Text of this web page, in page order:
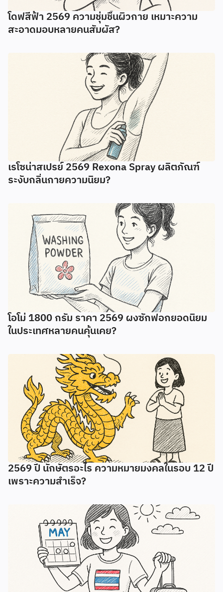
โดฟสีฟ้า 2569 ความชุ่มชื้นผิวกาย เหมาะความ
สะอาดมอบหลายคนสัมผัส?
เรโซน่าสเปรย์ 2569 Rexona Spray ผลิตภัณฑ์
ระงับกลิ่นกายความนิยม?
โอโม่ 1800 กรัม ราคา 2569 ผงซักฟอกยอดนิยม
ในประเทศหลายคนคุ้นเคย?
2569 ปี นักษัตรอะไร ความหมายมงคลในรอบ 12 ปี
เพราะความสำเร็จ?